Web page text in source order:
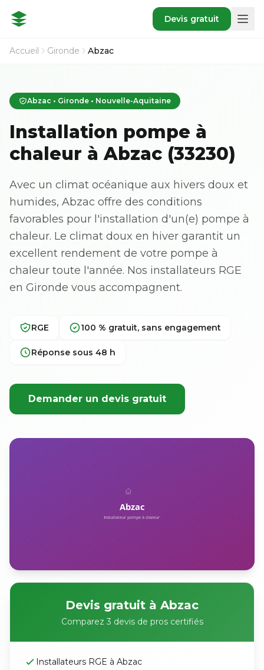
Devis gratuit
Accueil Gironde Abzac
Abzac • Gironde • Nouvelle-Aquitaine
Installation pompe à
chaleur à Abzac (33230)
Avec un climat océanique aux hivers doux et
humides, Abzac offre des conditions
favorables pour l'installation d'un(e) pompe à
chaleur. Le climat doux en hiver garantit un
excellent rendement de votre pompe à
chaleur toute l'année. Nos installateurs RGE
en Gironde vous accompagnent.
RGE 100 % gratuit, sans engagement
Réponse sous 48 h
Demander un devis gratuit
Devis gratuit à Abzac
Comparez 3 devis de pros certifiés
Installateurs RGE à Abzac